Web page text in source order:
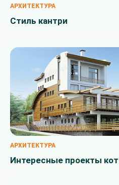
АРХИТЕКТУРА
Стиль кантри
АРХИТЕКТУРА
Интересные проекты